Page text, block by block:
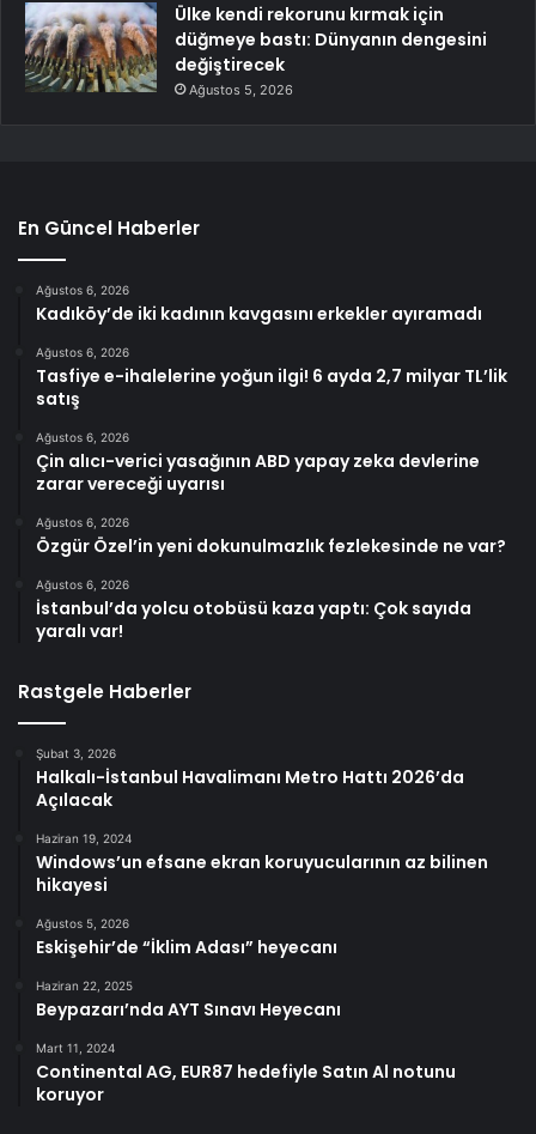
Ülke kendi rekorunu kırmak için
düğmeye bastı: Dünyanın dengesini
değiştirecek
Ağustos 5, 2026
En Güncel Haberler
Ağustos 6, 2026
Kadıköy’de iki kadının kavgasını erkekler ayıramadı
Ağustos 6, 2026
Tasfiye e-ihalelerine yoğun ilgi! 6 ayda 2,7 milyar TL’lik
satış
Ağustos 6, 2026
Çin alıcı-verici yasağının ABD yapay zeka devlerine
zarar vereceği uyarısı
Ağustos 6, 2026
Özgür Özel’in yeni dokunulmazlık fezlekesinde ne var?
Ağustos 6, 2026
İstanbul’da yolcu otobüsü kaza yaptı: Çok sayıda
yaralı var!
Rastgele Haberler
Şubat 3, 2026
Halkalı-İstanbul Havalimanı Metro Hattı 2026’da
Açılacak
Haziran 19, 2024
Windows’un efsane ekran koruyucularının az bilinen
hikayesi
Ağustos 5, 2026
Eskişehir’de “İklim Adası” heyecanı
Haziran 22, 2025
Beypazarı’nda AYT Sınavı Heyecanı
Mart 11, 2024
Continental AG, EUR87 hedefiyle Satın Al notunu
koruyor